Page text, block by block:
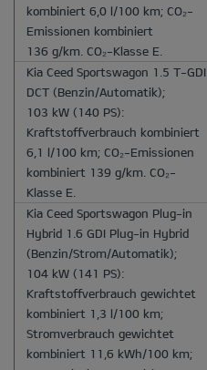
kombiniert 6,0 l/100 km; CO₂-
Emissionen kombiniert
136 g/km. CO₂-Klasse E.
Kia Ceed Sportswagon 1.5 T-GDI
DCT (Benzin/Automatik);
103 kW (140 PS):
Kraftstoffverbrauch kombiniert
6,1 l/100 km; CO₂-Emissionen
kombiniert 139 g/km. CO₂-
Klasse E.
Kia Ceed Sportswagon Plug-in
Hybrid 1.6 GDI Plug-in Hybrid
(Benzin/Strom/Automatik);
104 kW (141 PS):
Kraftstoffverbrauch gewichtet
kombiniert 1,3 l/100 km;
Stromverbrauch gewichtet
kombiniert 11,6 kWh/100 km;